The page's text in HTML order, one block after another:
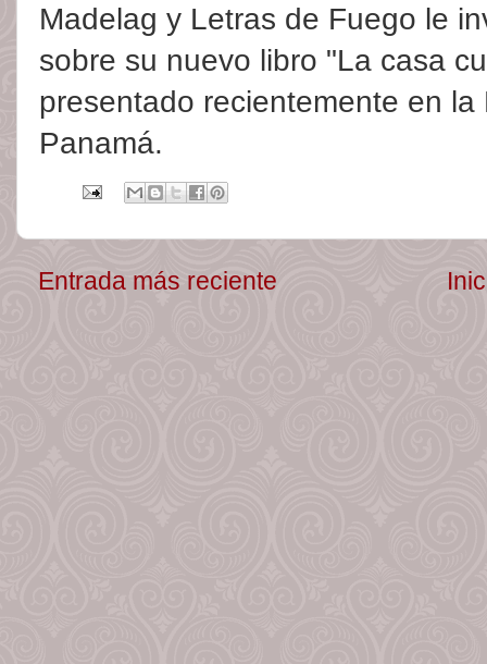
Madelag y Letras de Fuego le
sobre su nuevo libro "La casa
presentado recientemente en la
Panamá.
Entrada más reciente